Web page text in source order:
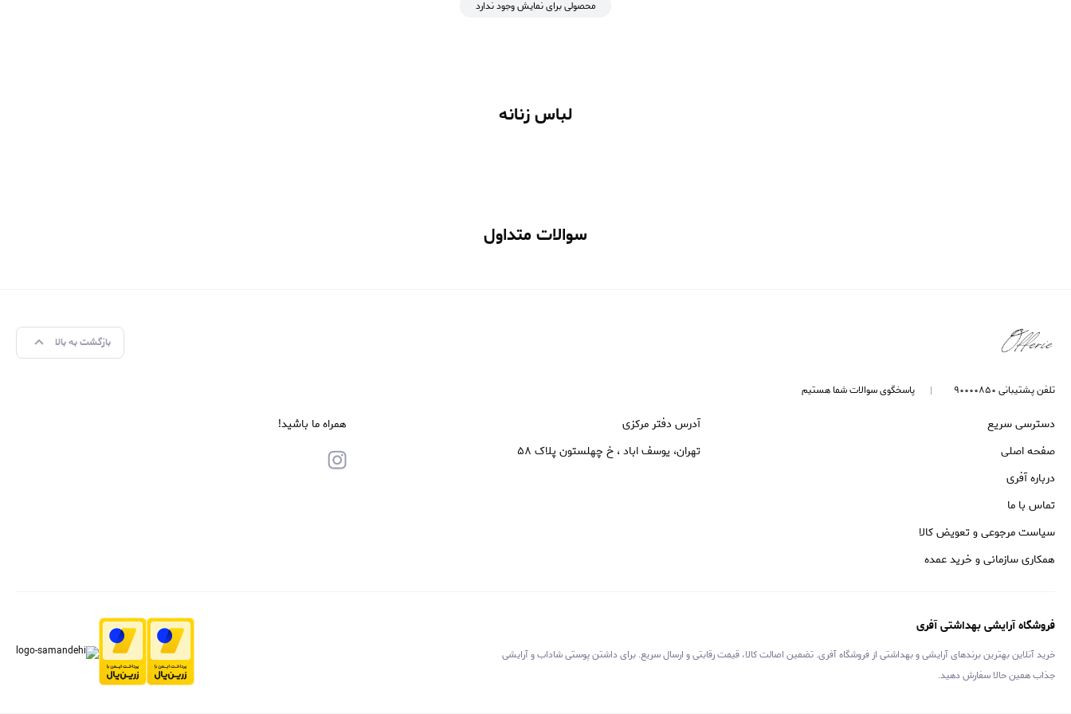
محصولی برای نمایش وجود ندارد
لباس زنانه
سوالات متداول
بازگشت به بالا
تلفن پشتیبانی ۹۰۰۰۰۸۵۰ پاسخگوی سوالات شما هستیم
دسترسی سریع
صفحه اصلی
درباره آفری
تماس با ما
سیاست مرجوعی و تعویض کالا
همکاری سازمانی و خرید عمده
آدرس دفتر مرکزی
تهران، یوسف اباد ، خ چهلستون پلاک ۵۸
همراه ما باشید!
فروشگاه آرایشی بهداشتی آفری
خرید آنلاین بهترین برندهای آرایشی و بهداشتی از فروشگاه آفری. تضمین اصالت کالا، قیمت رقابتی و ارسال سریع. برای داشتن پوستی شاداب و آرایشی
جذاب همین حالا سفارش دهید.